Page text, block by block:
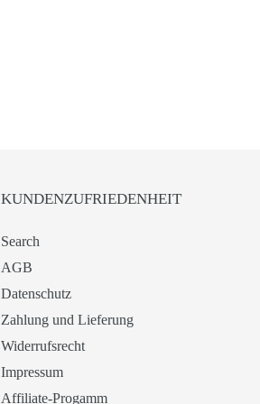
KUNDENZUFRIEDENHEIT
Search
AGB
Datenschutz
Zahlung und Lieferung
Widerrufsrecht
Impressum
Affiliate-Progamm